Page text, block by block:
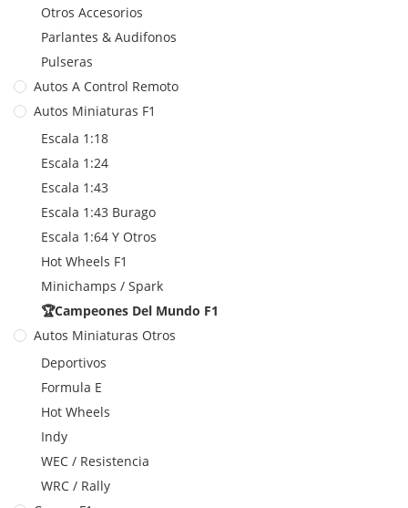
Otros Accesorios
Parlantes & Audifonos
Pulseras
Autos A Control Remoto
Autos Miniaturas F1
Escala 1:18
Escala 1:24
Escala 1:43
Escala 1:43 Burago
Escala 1:64 Y Otros
Hot Wheels F1
Minichamps / Spark
🏆Campeones Del Mundo F1
Autos Miniaturas Otros
Deportivos
Formula E
Hot Wheels
Indy
WEC / Resistencia
WRC / Rally